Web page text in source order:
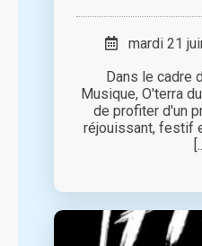
mardi 21
Dans le cadre
Musique, O'terra
de profiter d'un
réjouissant, festif